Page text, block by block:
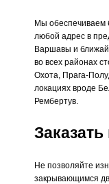
Мы обеспечиваем
любой адрес в
Варшавы и
во всех районах
Охота, Прага-
локациях вроде
Рембертув.
Не позволяйте
закрывающимся